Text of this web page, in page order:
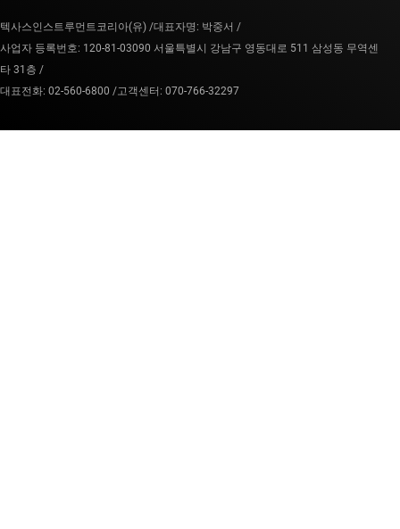
텍사스인스트루먼트코리아(유) /대표자명: 박중서 /
사업자 등록번호: 120-81-03090 서울특별시 강남구 영동대로 511 삼성동 무역센
타 31층 /
대표전화: 02-560-6800 /고객센터: 070-766-32297